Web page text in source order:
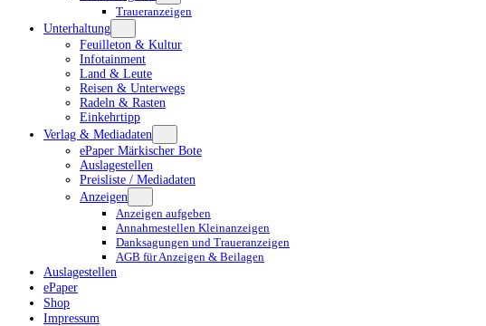
Traueranzeigen
Unterhaltung
Feuilleton & Kultur
Infotainment
Land & Leute
Reisen & Unterwegs
Radeln & Rasten
Einkehrtipp
Verlag & Mediadaten
ePaper Märkischer Bote
Auslagestellen
Preisliste / Mediadaten
Anzeigen
Anzeigen aufgeben
Annahmestellen Kleinanzeigen
Danksagungen und Traueranzeigen
AGB für Anzeigen & Beilagen
Auslagestellen
ePaper
Shop
Impressum